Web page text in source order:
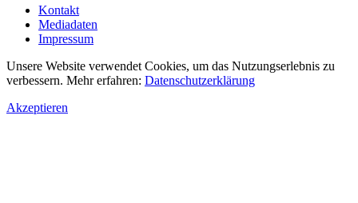
Kontakt
Mediadaten
Impressum
Unsere Website verwendet Cookies, um das Nutzungserlebnis zu
verbessern. Mehr erfahren: Datenschutzerklärung
Akzeptieren